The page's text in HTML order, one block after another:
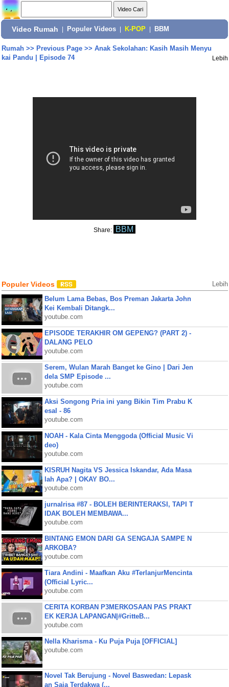
Video Rumah Populer Videos K-POP BBM
Rumah>> Previous Page>> Anak Sekolahan: Kasih Masih Menyu
kai Pandu | Episode 74
Lebih
Share: BBM
Populer Videos Lebih
Belum Lama Bebas, Bos Preman Jakarta John
Kei Kembali Ditangk...
youtube.com
EPISODE TERAKHIR OM GEPENG? (PART 2) -
DALANG PELO
youtube.com
Serem, Wulan Marah Banget ke Gino | Dari Jen
dela SMP Episode ...
youtube.com
Aksi Songong Pria ini yang Bikin Tim Prabu K
esal - 86
youtube.com
NOAH - Kala Cinta Menggoda (Official Music Vi
deo)
youtube.com
KISRUH Nagita VS Jessica Iskandar, Ada Masa
lah Apa? | OKAY BO...
youtube.com
jurnalrisa #87 - BOLEH BERINTERAKSI, TAPI T
IDAK BOLEH MEMBAWA...
youtube.com
BINTANG EMON DARI GA SENGAJA SAMPE N
ARKOBA?
youtube.com
Tiara Andini - Maafkan Aku #TerlanjurMencinta
(Official Lyric...
youtube.com
CERITA KORBAN P3MERKOSAAN PAS PRAKT
EK KERJA LAPANGAN|#GritteB...
youtube.com
Nella Kharisma - Ku Puja Puja [OFFICIAL]
youtube.com
Novel Tak Berujung - Novel Baswedan: Lepask
an Saja Terdakwa (...